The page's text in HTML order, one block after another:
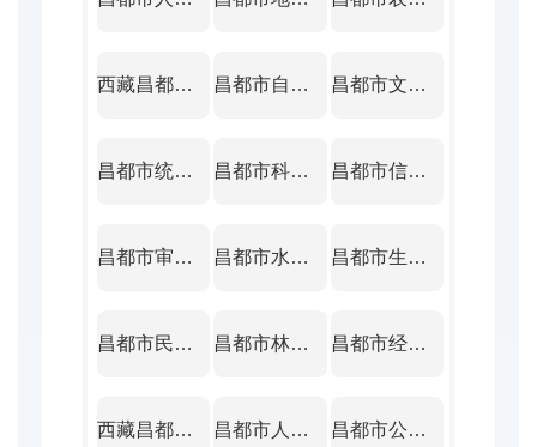
西藏昌都市财政局 昌都市自然资源局 昌都市文化和旅游局
昌都市统计局 昌都市科学技术局 昌都市信访局
昌都市审计局 昌都市水利局 昌都市生态环境局
昌都市民政局 昌都市林业和草原局 昌都市经济和信息化局
西藏昌都市住房和城乡建设局 昌都市人力资源和社会保障局 昌都市公安局